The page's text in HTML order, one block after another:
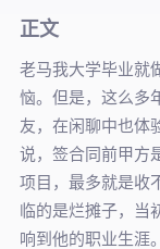
正文
老马我大学毕业就
恼。但是，这么多
友，在闲聊中也体
说，签合同前甲方
项目，最多就是收
临的是烂摊子，当
响到他的职业生涯